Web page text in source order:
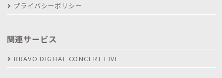
プライバシーポリシー
関連サービス
BRAVO DIGITAL CONCERT LIVE